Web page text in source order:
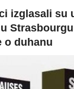
izglasali su
o duhanu